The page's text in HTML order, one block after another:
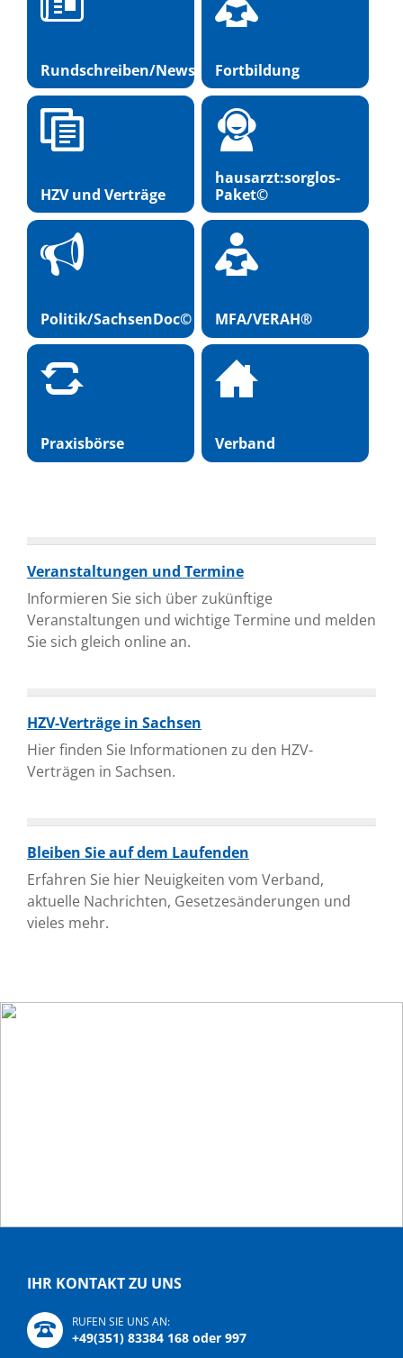
Rundschreiben/NewsletterFortbildung
HZV und Verträge
hausarzt:sorglos-
Paket©
Politik/SachsenDoc© MFA/VERAH®
Praxisbörse Verband
Veranstaltungen und Termine
Informieren Sie sich über zukünftige
Veranstaltungen und wichtige Termine und melden
Sie sich gleich online an.
HZV-Verträge in Sachsen
Hier finden Sie Informationen zu den HZV-
Verträgen in Sachsen.
Bleiben Sie auf dem Laufenden
Erfahren Sie hier Neuigkeiten vom Verband,
aktuelle Nachrichten, Gesetzesänderungen und
vieles mehr.
IHR KONTAKT ZU UNS
RUFEN SIE UNS AN:
+49(351) 83384 168 oder 997